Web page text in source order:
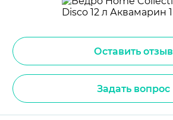
Оставить отзыв
Задать вопрос